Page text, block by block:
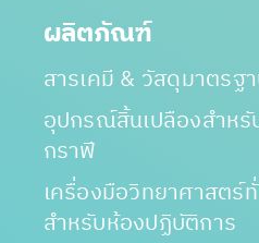
ผลิตภัณฑ์
สารเคมี & วัสดุมาตรฐ
อุปกรณ์สิ้นเปลืองสำหรั
กราฟี
เครื่องมือวิทยาศาสตร์
สำหรับห้องปฏิบัติการ